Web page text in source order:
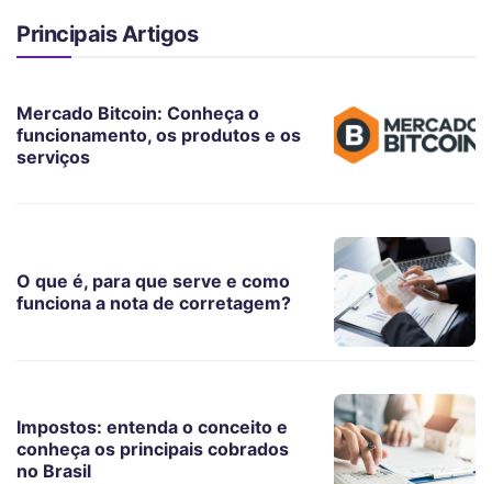
Principais Artigos
Mercado Bitcoin: Conheça o
funcionamento, os produtos e os
serviços
O que é, para que serve e como
funciona a nota de corretagem?
Impostos: entenda o conceito e
conheça os principais cobrados
no Brasil